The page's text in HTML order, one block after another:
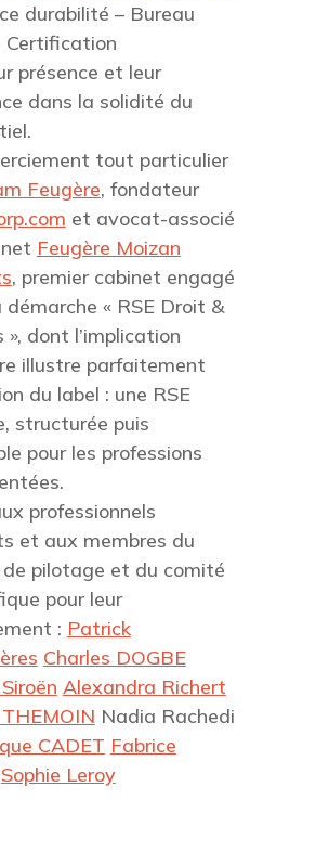
durabilité – Bureau
Certification
présence et leur
dans la solidité du
tout particulier
Feugère, fondateur
et avocat-associé
Feugère Moizan
, premier cabinet engagé
démarche « RSE Droit &
», dont l’implication
illustre parfaitement
du label : une RSE
structurée puis
pour les professions
professionnels
et aux membres du
pilotage et du comité
pour leur
: Patrick
Charles DOGBE
Alexandra Richert
Nadia Rachedi
CADET Fabrice
Sophie Leroy